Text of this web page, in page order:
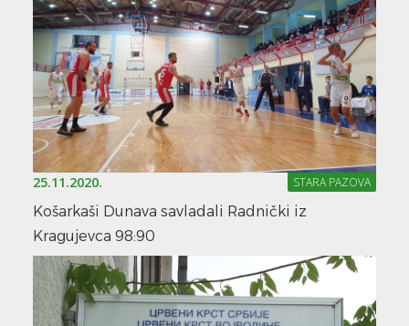
25.11.2020. STARA PAZOVA
Košarkaši Dunava savladali Radnički iz
Kragujevca 98:90